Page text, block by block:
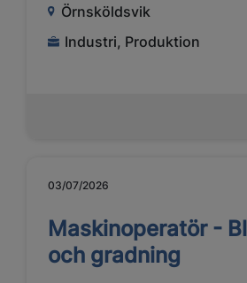
Örnsköldsvik
Industri, Produktion
03/07/2026
Maskinoperatör -
och gradning